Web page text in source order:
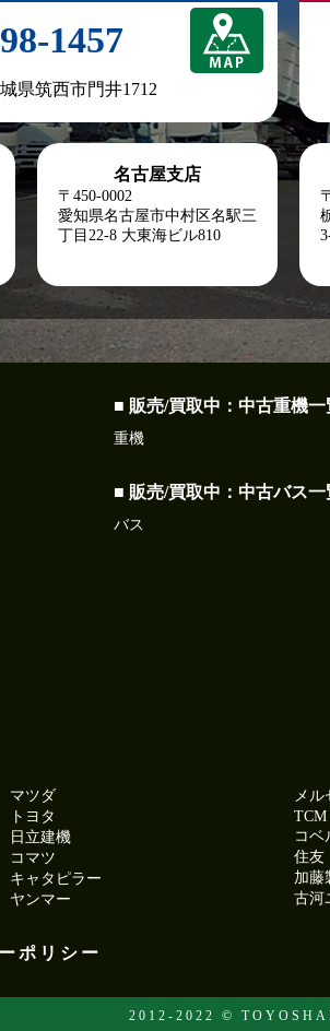
1457
県筑西市門井1712
名古屋支店
〒450-0002
愛知県名古屋市中村区名駅三
丁目22-8 大東海ビル810
■ 販売/買取中：中古重機一
重機
■ 販売/買取中：中古バス一
バス
マツダ
トヨタ
日立建機
コマツ
キャタピラー
ヤンマー
メル
TCM
コベ
住友
加藤
古河
ポリシー
2012-2022 ©